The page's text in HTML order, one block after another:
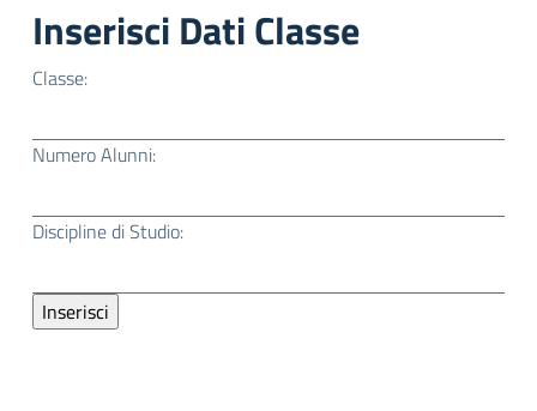
Inserisci Dati Classe
Classe:
Numero Alunni:
Discipline di Studio: